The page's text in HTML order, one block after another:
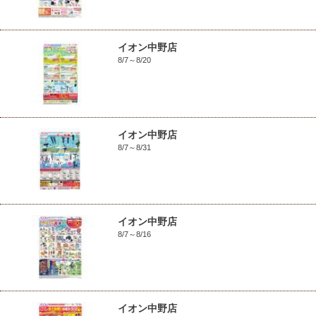
イオン中野店
8/7～8/20
イオン中野店
8/7～8/31
イオン中野店
8/7～8/16
イオン中野店